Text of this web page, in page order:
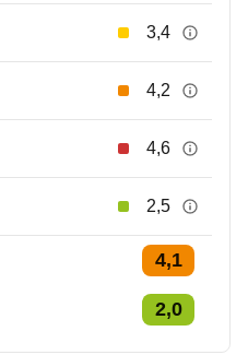
3,4
4,2
4,6
2,5
4,1
2,0